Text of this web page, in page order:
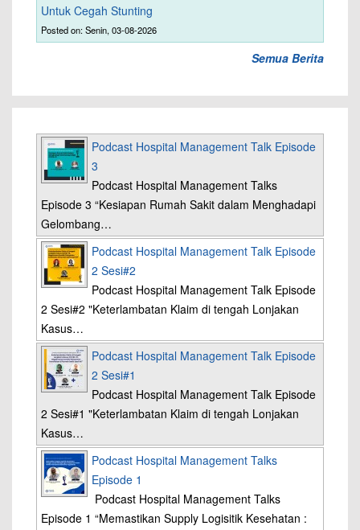
Untuk Cegah Stunting
Posted on: Senin, 03-08-2026
Semua Berita
Podcast Hospital Management Talk Episode
3
Podcast Hospital Management Talks
Episode 3 “Kesiapan Rumah Sakit dalam Menghadapi
Gelombang…
Podcast Hospital Management Talk Episode
2 Sesi#2
Podcast Hospital Management Talk Episode
2 Sesi#2 "Keterlambatan Klaim di tengah Lonjakan
Kasus…
Podcast Hospital Management Talk Episode
2 Sesi#1
Podcast Hospital Management Talk Episode
2 Sesi#1 "Keterlambatan Klaim di tengah Lonjakan
Kasus…
Podcast Hospital Management Talks
Episode 1
Podcast Hospital Management Talks
Episode 1 “Memastikan Supply Logisitik Kesehatan :